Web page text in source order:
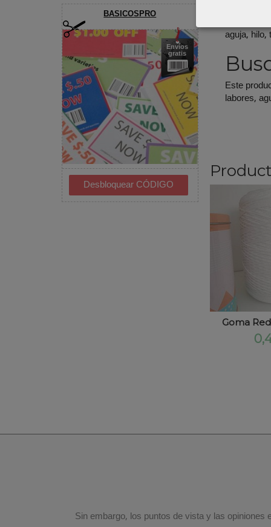
BASICOSPRO
Envíos
gratis
aguja,
Este
labores,
Goma
Sin embargo, los puntos de vista y las